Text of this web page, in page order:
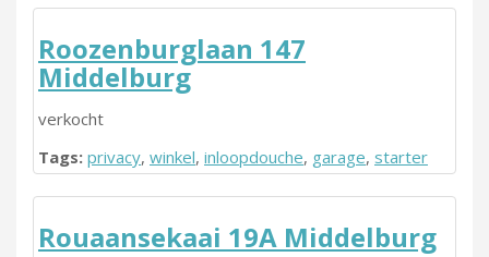
Roozenburglaan 147
Middelburg
verkocht
Tags: privacy, winkel, inloopdouche, garage, starter
Rouaansekaai 19A Middelburg